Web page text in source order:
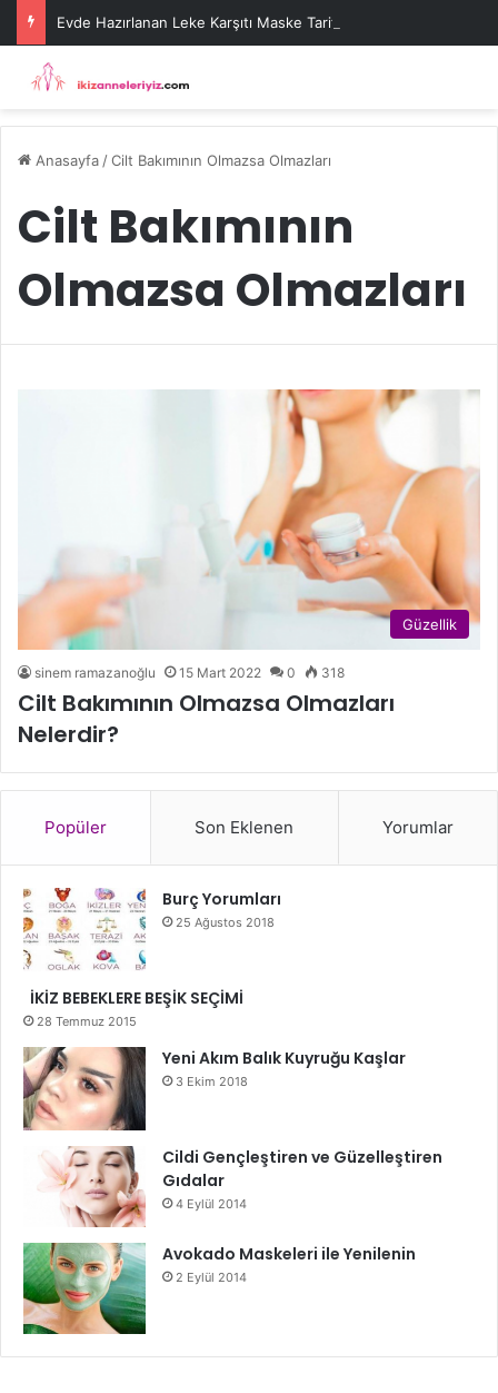
Evde Hazırlanan Leke Karşıtı Maske Tarifleri
Anasayfa /Cilt Bakımının Olmazsa Olmazları
Cilt Bakımının
Olmazsa Olmazları
Güzellik
sinem ramazanoğlu 15 Mart 2022 0 318
Cilt Bakımının Olmazsa Olmazları
Nelerdir?
Popüler Son Eklenen Yorumlar
Burç Yorumları
25 Ağustos 2018
İKİZ BEBEKLERE BEŞİK SEÇİMİ
28 Temmuz 2015
Yeni Akım Balık Kuyruğu Kaşlar
3 Ekim 2018
Cildi Gençleştiren ve Güzelleştiren
Gıdalar
4 Eylül 2014
Avokado Maskeleri ile Yenilenin
2 Eylül 2014